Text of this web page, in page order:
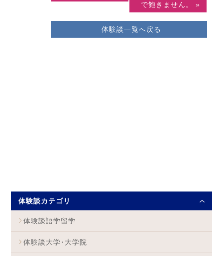
体験談一覧へ戻る
で飽きません。 »
体験談カテゴリ
体験談語学留学
体験談大学･大学院